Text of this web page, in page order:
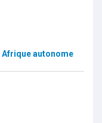
Afrique autonome